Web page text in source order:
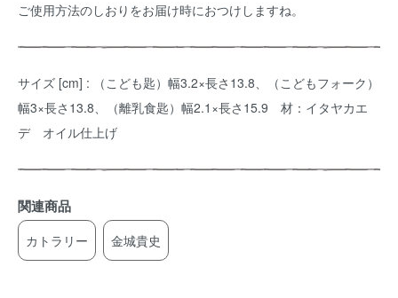
ご使用方法のしおりをお届け時におつけしますね。
サイズ [cm] : （こども匙）幅3.2×長さ13.8、（こどもフォーク）
幅3×長さ13.8、（離乳食匙）幅2.1×長さ15.9 材：イタヤカエ
デ オイル仕上げ
関連商品
カトラリー 金城貴史